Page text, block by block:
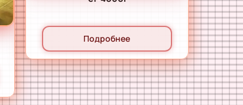
Подробнее